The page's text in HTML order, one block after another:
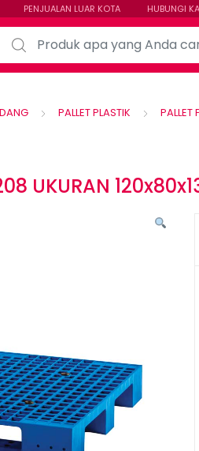
PENJUALAN LUAR KOTA HUBUNGI
Search for:
PALLET PLASTIK PALLET
UKURAN